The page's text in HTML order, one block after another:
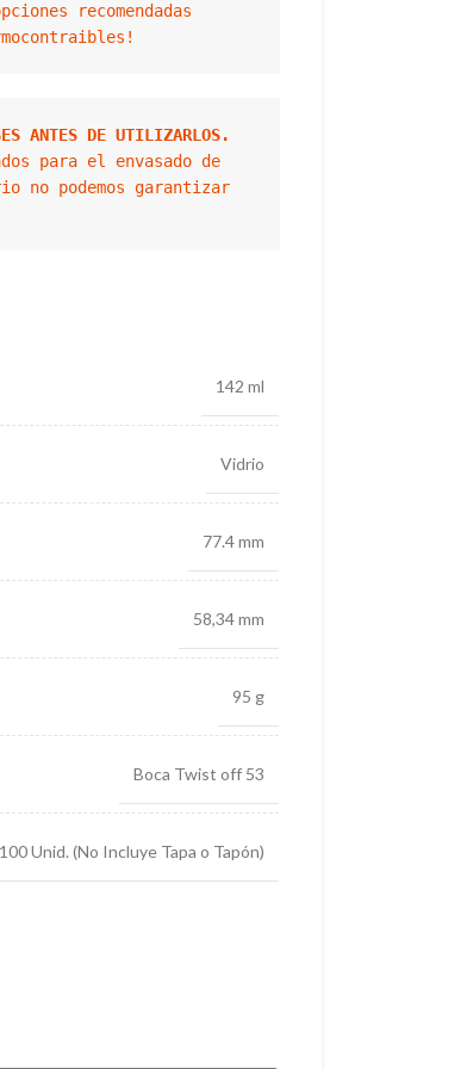
recomendadas
ANTES DE UTILIZARLOS.
para el envasado de
no podemos garantizar
142 ml
Vidrio
77.4 mm
58,34 mm
95 g
Boca Twist off 53
Unid. (No Incluye Tapa o Tapón)